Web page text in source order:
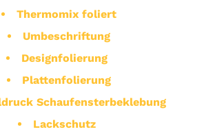
Thermomix foliert
Umbeschriftung
Designfolierung
Plattenfolierung
Schaufensterbeklebung
Lackschutz